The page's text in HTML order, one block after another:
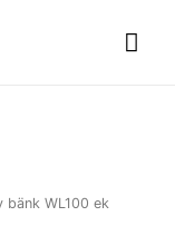
bänk WL100 ek